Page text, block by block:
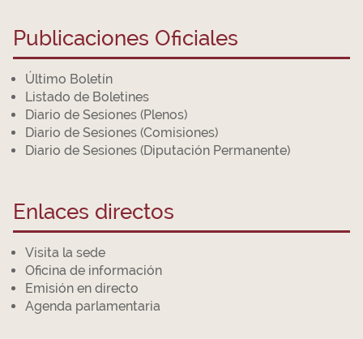
Publicaciones Oficiales
Último Boletín
Listado de Boletines
Diario de Sesiones (Plenos)
Diario de Sesiones (Comisiones)
Diario de Sesiones (Diputación Permanente)
Enlaces directos
Visita la sede
Oficina de información
Emisión en directo
Agenda parlamentaria